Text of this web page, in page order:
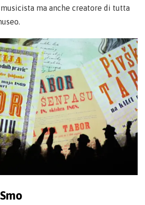
ma anche creatore di tutta